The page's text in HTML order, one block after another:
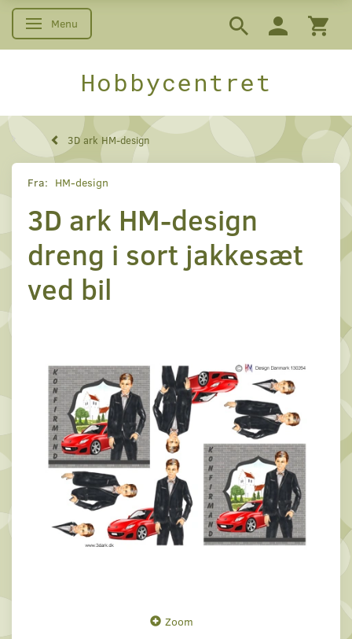
Skifte navigation
Menu
Hobbycentret
3D ark HM-design
Fra: HM-design
3D ark HM-design
dreng i sort jakkesæt
ved bil
Zoom